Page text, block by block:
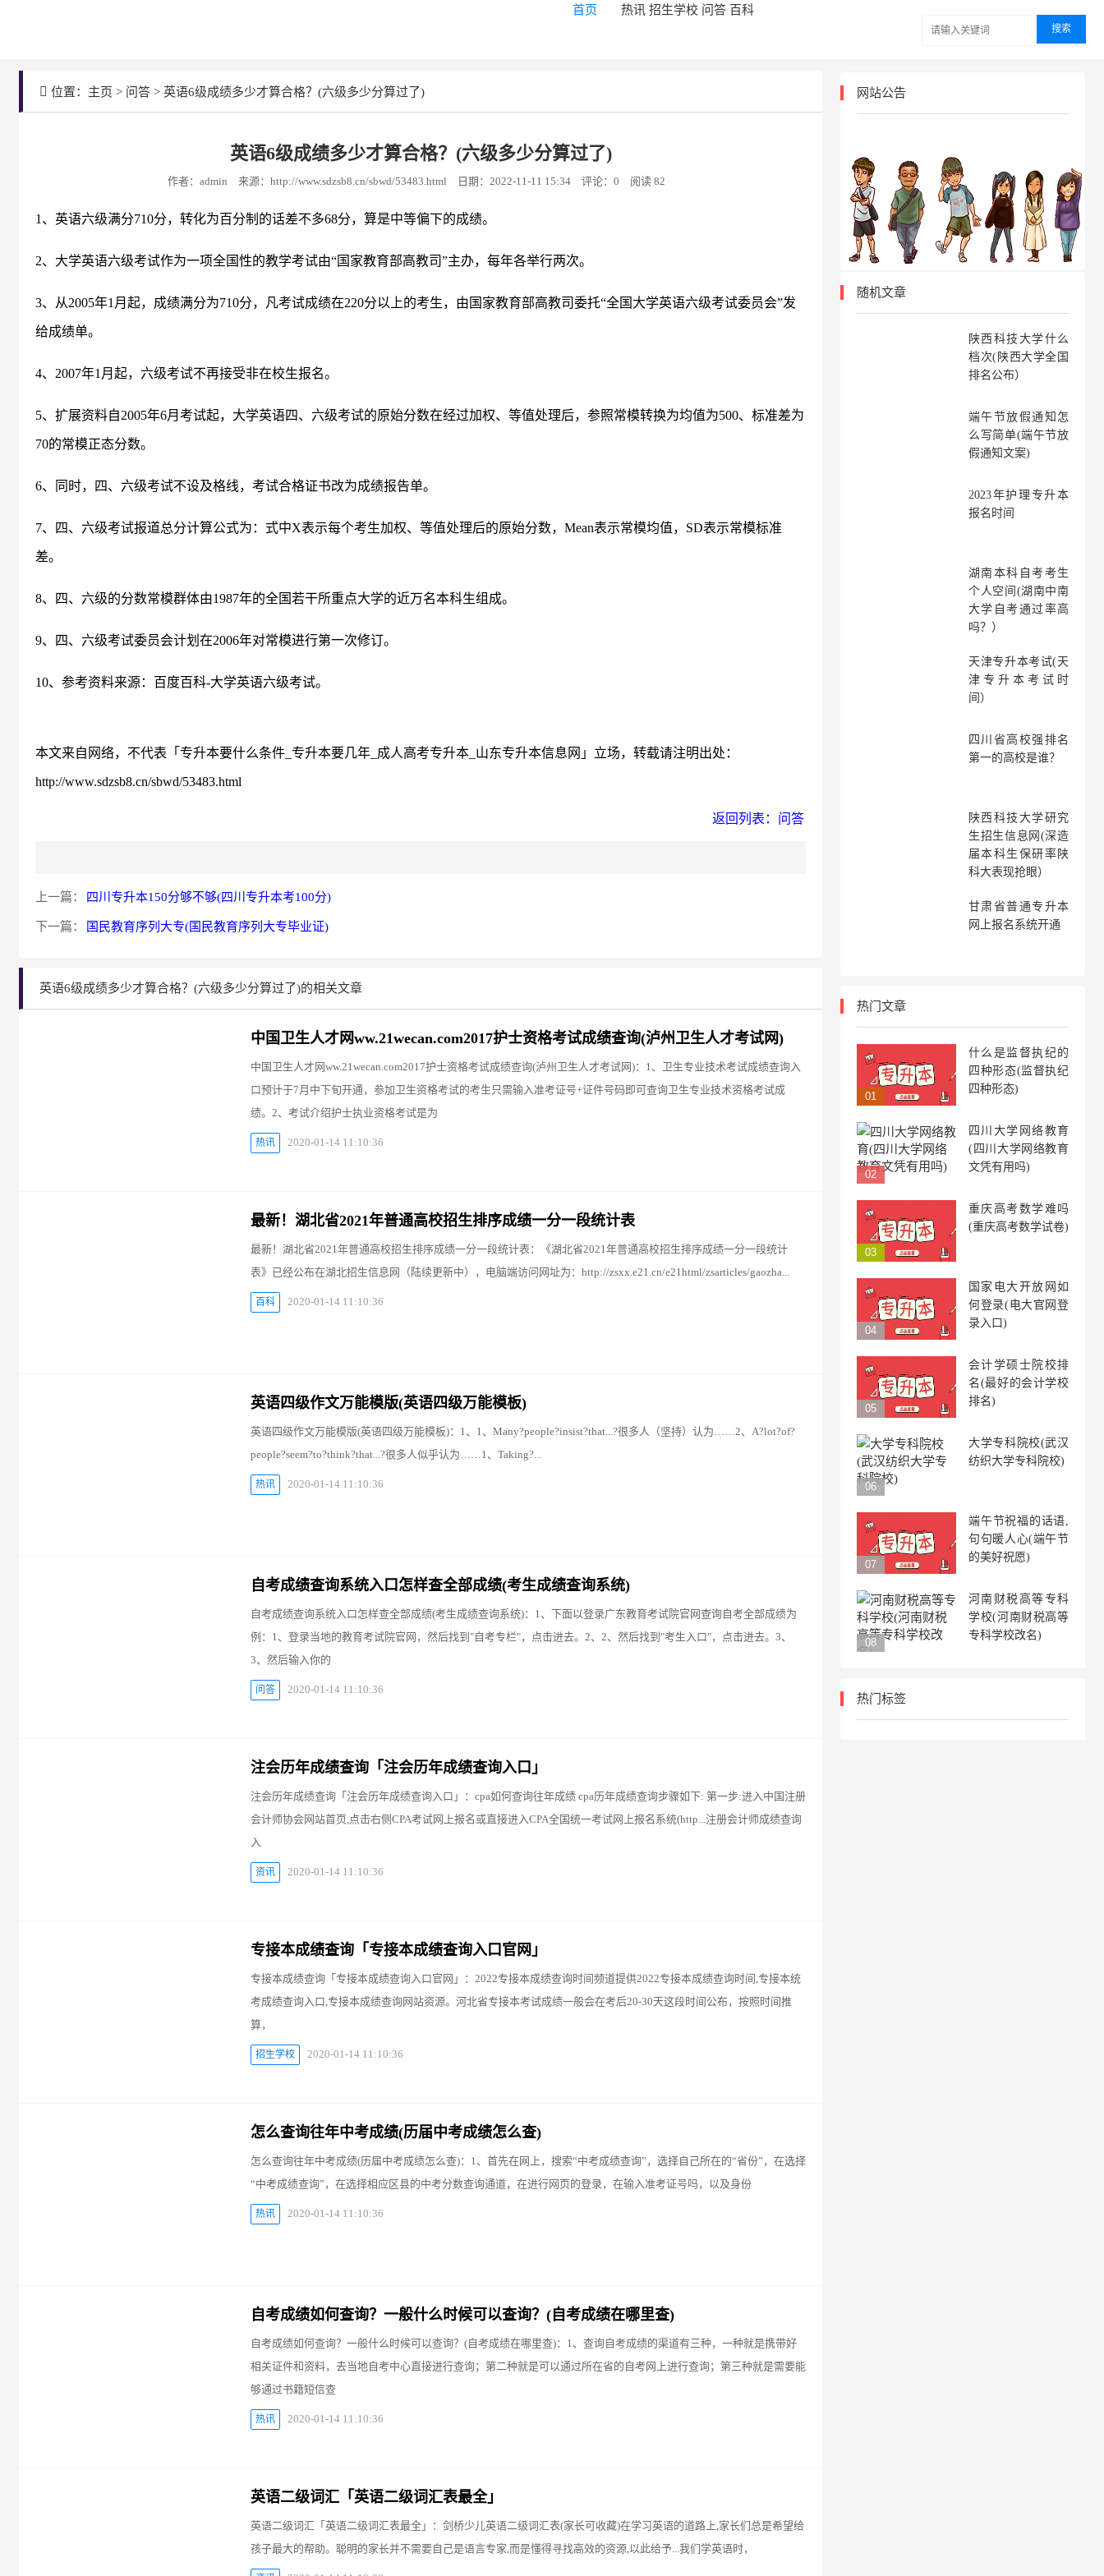
首页 热讯 招生学校 问答 百科
位置： 主页 > 问答 > 英语6级成绩多少才算合格？(六级多少分算过了)
英语6级成绩多少才算合格？(六级多少分算过了)
作者：admin 来源：http://www.sdzsb8.cn/sbwd/53483.html 日期：2022-11-11 15:34 评论：0 阅读 82
1、英语六级满分710分，转化为百分制的话差不多68分，算是中等偏下的成绩。
2、大学英语六级考试作为一项全国性的教学考试由“国家教育部高教司”主办，每年各举行两次。
3、从2005年1月起，成绩满分为710分，凡考试成绩在220分以上的考生，由国家教育部高教司委托“全国大学英语六级考试委员会”发
给成绩单。
4、2007年1月起，六级考试不再接受非在校生报名。
5、扩展资料自2005年6月考试起，大学英语四、六级考试的原始分数在经过加权、等值处理后，参照常模转换为均值为500、标准差为
70的常模正态分数。
6、同时，四、六级考试不设及格线，考试合格证书改为成绩报告单。
7、四、六级考试报道总分计算公式为：式中X表示每个考生加权、等值处理后的原始分数，Mean表示常模均值，SD表示常模标准
差。
8、四、六级的分数常模群体由1987年的全国若干所重点大学的近万名本科生组成。
9、四、六级考试委员会计划在2006年对常模进行第一次修订。
10、参考资料来源：百度百科-大学英语六级考试。
本文来自网络，不代表「专升本要什么条件_专升本要几年_成人高考专升本_山东专升本信息网」立场，转载请注明出处：
http://www.sdzsb8.cn/sbwd/53483.html
返回列表：问答
上一篇： 四川专升本150分够不够(四川专升本考100分)
下一篇： 国民教育序列大专(国民教育序列大专毕业证)
英语6级成绩多少才算合格？(六级多少分算过了)的相关文章
中国卫生人才网ww.21wecan.com2017护士资格考试成绩查询(泸州卫生人才考试网)
中国卫生人才网ww.21wecan.com2017护士资格考试成绩查询(泸州卫生人才考试网)：1、卫生专业技术考试成绩查询入
口预计于7月中下旬开通，参加卫生资格考试的考生只需输入准考证号+证件号码即可查询卫生专业技术资格考试成
绩。2、考试介绍护士执业资格考试是为
热讯 2020-01-14 11:10:36
最新！湖北省2021年普通高校招生排序成绩一分一段统计表
最新！湖北省2021年普通高校招生排序成绩一分一段统计表：《湖北省2021年普通高校招生排序成绩一分一段统计
表》已经公布在湖北招生信息网（陆续更新中），电脑端访问网址为：http://zsxx.e21.cn/e21html/zsarticles/gaozha...
百科 2020-01-14 11:10:36
英语四级作文万能模版(英语四级万能模板)
英语四级作文万能模版(英语四级万能模板)：1、1、Many?people?insist?that...?很多人（坚持）认为……2、A?lot?of?
people?seem?to?think?that...?很多人似乎认为……1、Taking?...
热讯 2020-01-14 11:10:36
自考成绩查询系统入口怎样查全部成绩(考生成绩查询系统)
自考成绩查询系统入口怎样查全部成绩(考生成绩查询系统)：1、下面以登录广东教育考试院官网查询自考全部成绩为
例：1、登录当地的教育考试院官网，然后找到"自考专栏"，点击进去。2、2、然后找到"考生入口"，点击进去。3、
3、然后输入你的
问答 2020-01-14 11:10:36
注会历年成绩查询「注会历年成绩查询入口」
注会历年成绩查询「注会历年成绩查询入口」：cpa如何查询往年成绩 cpa历年成绩查询步骤如下: 第一步:进入中国注册
会计师协会网站首页,点击右侧CPA考试网上报名或直接进入CPA全国统一考试网上报名系统(http...注册会计师成绩查询
入
资讯 2020-01-14 11:10:36
专接本成绩查询「专接本成绩查询入口官网」
专接本成绩查询「专接本成绩查询入口官网」：2022专接本成绩查询时间频道提供2022专接本成绩查询时间,专接本统
考成绩查询入口,专接本成绩查询网站资源。河北省专接本考试成绩一般会在考后20-30天这段时间公布，按照时间推
算，
招生学校 2020-01-14 11:10:36
怎么查询往年中考成绩(历届中考成绩怎么查)
怎么查询往年中考成绩(历届中考成绩怎么查)：1、首先在网上，搜索“中考成绩查询”，选择自己所在的“省份”，在选择
“中考成绩查询”，在选择相应区县的中考分数查询通道，在进行网页的登录，在输入准考证号吗，以及身份
热讯 2020-01-14 11:10:36
自考成绩如何查询？一般什么时候可以查询？(自考成绩在哪里查)
自考成绩如何查询？一般什么时候可以查询？(自考成绩在哪里查)：1、查询自考成绩的渠道有三种，一种就是携带好
相关证件和资料，去当地自考中心直接进行查询；第二种就是可以通过所在省的自考网上进行查询；第三种就是需要能
够通过书籍短信查
热讯 2020-01-14 11:10:36
英语二级词汇「英语二级词汇表最全」
英语二级词汇「英语二级词汇表最全」：剑桥少儿英语二级词汇表(家长可收藏)在学习英语的道路上,家长们总是希望给
孩子最大的帮助。聪明的家长并不需要自己是语言专家,而是懂得寻找高效的资源,以此给予...我们学英语时，
网站公告
随机文章
陕西科技大学什么
档次(陕西大学全国
排名公布）
端午节放假通知怎
么写简单(端午节放
假通知文案)
2023年护理专升本
报名时间
湖南本科自考考生
个人空间(湖南中南
大学自考通过率高
吗？）
天津专升本考试(天
津专升本考试时
间）
四川省高校强排名
第一的高校是谁？
陕西科技大学研究
生招生信息网(深造
届本科生保研率陕
科大表现抢眼）
甘肃省普通专升本
网上报名系统开通
热门文章
什么是监督执纪的
四种形态(监督执纪
四种形态)
四川大学网络教育
(四川大学网络教育
文凭有用吗)
重庆高考数学难吗
(重庆高考数学试卷)
国家电大开放网如
何登录(电大官网登
录入口)
会计学硕士院校排
名(最好的会计学校
排名)
大学专科院校(武汉
纺织大学专科院校)
端午节祝福的话语,
句句暖人心(端午节
的美好祝愿)
河南财税高等专科
学校(河南财税高等
专科学校改名)
热门标签